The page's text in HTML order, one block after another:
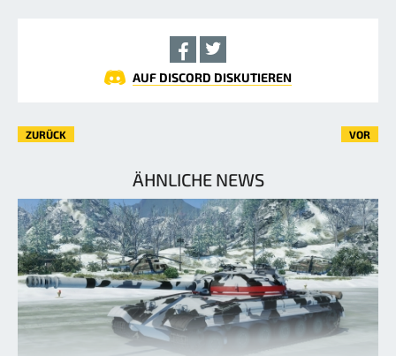
AUF DISCORD DISKUTIEREN
ZURÜCK VOR
ÄHNLICHE NEWS